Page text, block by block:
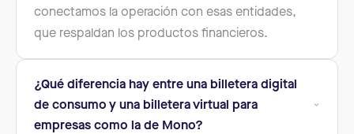
conectamos la operación con esas entidades,
que respaldan los productos financieros.
¿Qué diferencia hay entre una billetera digital
de consumo y una billetera virtual para
empresas como la de Mono?